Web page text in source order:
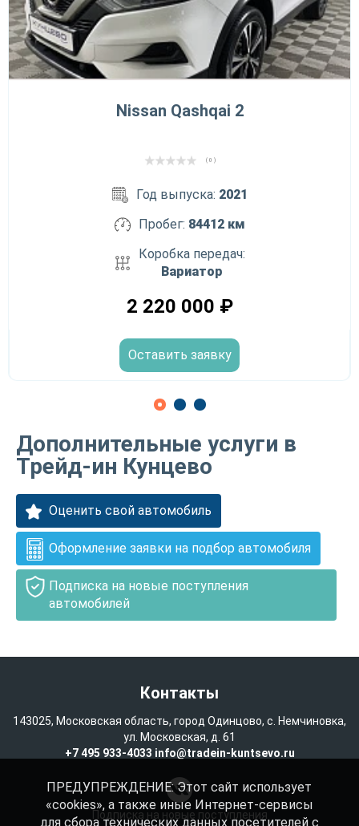
Nissan Qashqai 2
( 0 )
Год выпуска: 2021
Пробег: 84412 км
Коробка передач:
Вариатор
2 220 000 ₽
Оставить заявку
Дополнительные услуги в
Трейд-ин Кунцево
Оценить свой автомобиль
Оформление заявки на подбор автомобиля
Подписка на новые поступления
автомобилей
Контакты
143025, Московская область, город Одинцово, с. Немчиновка,
ул. Московская, д. 61
+7 495 933-4033 info@tradein-kuntsevo.ru
Подписка на новые поступления
ПРЕДУПРЕЖДЕНИЕ: Этот сайт использует
«cookies», а также иные Интернет-сервисы
для сбора технических данных посетителей с